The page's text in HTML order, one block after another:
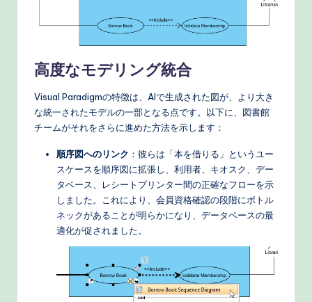
高度なモデリング統合
Visual Paradigmの特徴は、AIで生成された図が、より大き
な統一されたモデルの一部となる点です。以下に、図書館
チームがそれをさらに進めた方法を示します：
順序図へのリンク ：彼らは「本を借りる」というユー
スケースを順序図に拡張し、利用者、キオスク、デー
タベース、レシートプリンター間の正確なフローを示
しました。これにより、会員資格確認の段階にボトル
ネックがあることが明らかになり、データベースの最
適化が促されました。